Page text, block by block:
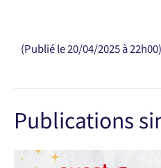
(Publié le 20/04/2025 à 22h00)
Publications